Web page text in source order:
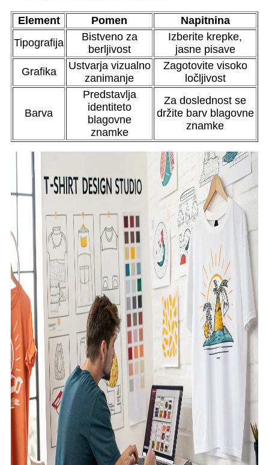
Element Pomen
Napitnina
Tipografija
Bistveno za
berljivost
Izberite krepke,
jasne pisave
Grafika
Ustvarja vizualno
zanimanje
Zagotovite visoko
ločljivost
Barva
Predstavlja
identiteto
blagovne
znamke
Za doslednost se
držite barv blagovne
znamke